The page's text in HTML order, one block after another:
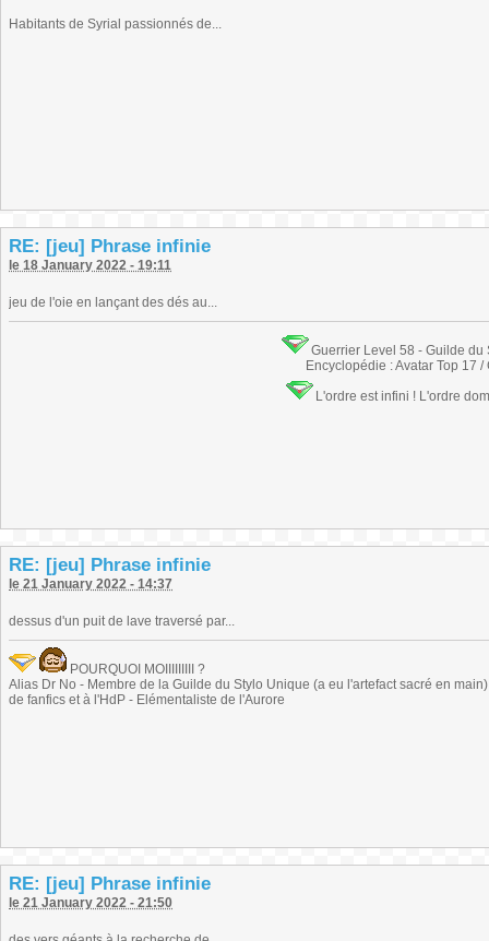
Habitants de Syrial passionnés de...
RE: [jeu] Phrase infinie
le 18 January 2022 - 19:11
jeu de l'oie en lançant des dés au...
Guerrier Level 58 - Guilde
Encyclopédie : Avatar Top 17 /
L'ordre est infini ! L'ordre
RE: [jeu] Phrase infinie
le 21 January 2022 - 14:37
dessus d'un puit de lave traversé par...
POURQUOI MOIIIIIIIII ?
Alias Dr No - Membre de la Guilde du Stylo Unique (a eu l'artefact sacré en
de fanfics et à l'HdP - Elémentaliste de l'Aurore
RE: [jeu] Phrase infinie
le 21 January 2022 - 21:50